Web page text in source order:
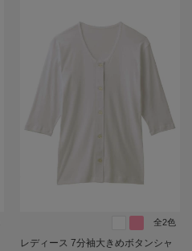
全2色
レディース 7分袖大きめボタンシャ